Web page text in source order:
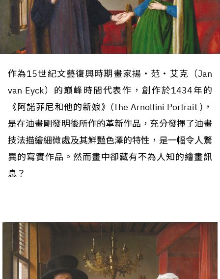
作為15世紀文藝復興時期畫家揚‧范‧艾克（Jan
van Eyck）的巔峰時間代表作，創作於1434年的
《阿諾菲尼和他的新娘》(The Arnolfini Portrait )，
是在油畫剛發明後所作的革新作品，充分發揮了油畫
技法描繪細微處及其鮮豔色澤的特性，是一幅令人驚
異的寫實作品。然而畫中卻藏有不為人知的繪畫訊
息？